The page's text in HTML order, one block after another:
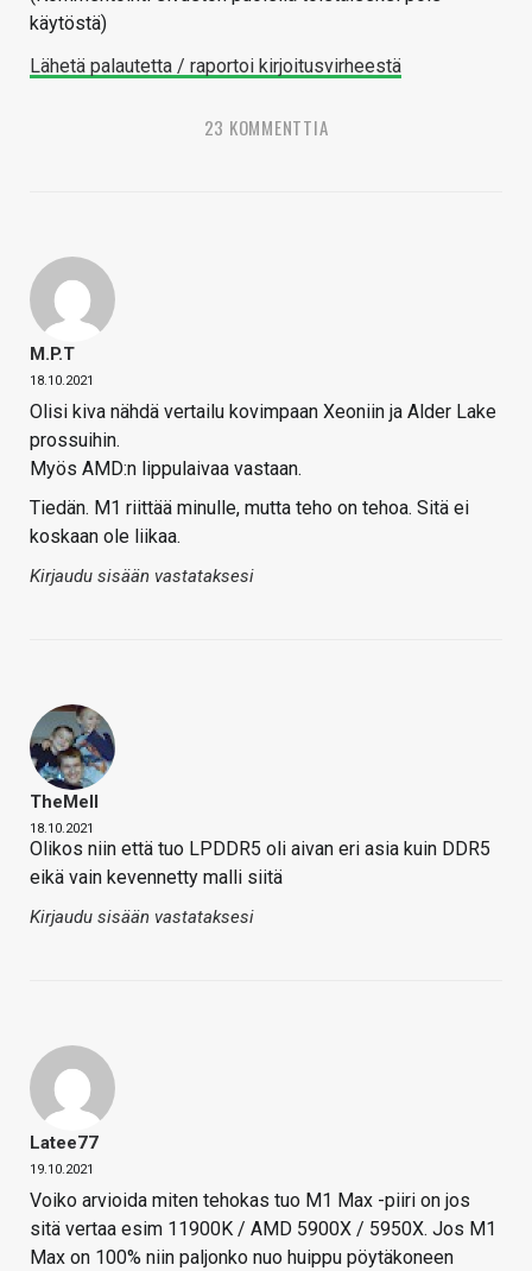
käytöstä)
Lähetä palautetta / raportoi kirjoitusvirheestä
23 KOMMENTTIA
M.P.T
18.10.2021
Olisi kiva nähdä vertailu kovimpaan Xeoniin ja Alder Lake
prossuihin.
Myös AMD:n lippulaivaa vastaan.
Tiedän. M1 riittää minulle, mutta teho on tehoa. Sitä ei
koskaan ole liikaa.
Kirjaudu sisään vastataksesi
TheMeII
18.10.2021
Olikos niin että tuo LPDDR5 oli aivan eri asia kuin DDR5
eikä vain kevennetty malli siitä
Kirjaudu sisään vastataksesi
Latee77
19.10.2021
Voiko arvioida miten tehokas tuo M1 Max -piiri on jos
sitä vertaa esim 11900K / AMD 5900X / 5950X. Jos M1
Max on 100% niin paljonko nuo huippu pöytäkoneen